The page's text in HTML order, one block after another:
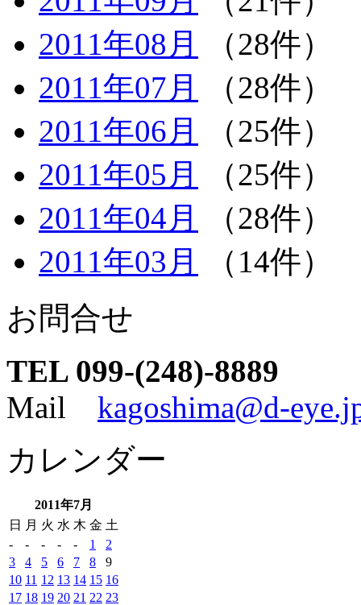
2011年08月
（28件）
2011年07月
（28件）
2011年06月
（25件）
2011年05月
（25件）
2011年04月
（28件）
2011年03月
（14件）
お問合せ
TEL 099-(248)-8889
Mail kagoshima@d-
カレンダー
2011年7月
日
月 火 水 木 金 土
-
- - - - 1
2
3
4 5 6 7 8
9
10 11 12 13 14 15 16
17 18 19 20 21 22 23